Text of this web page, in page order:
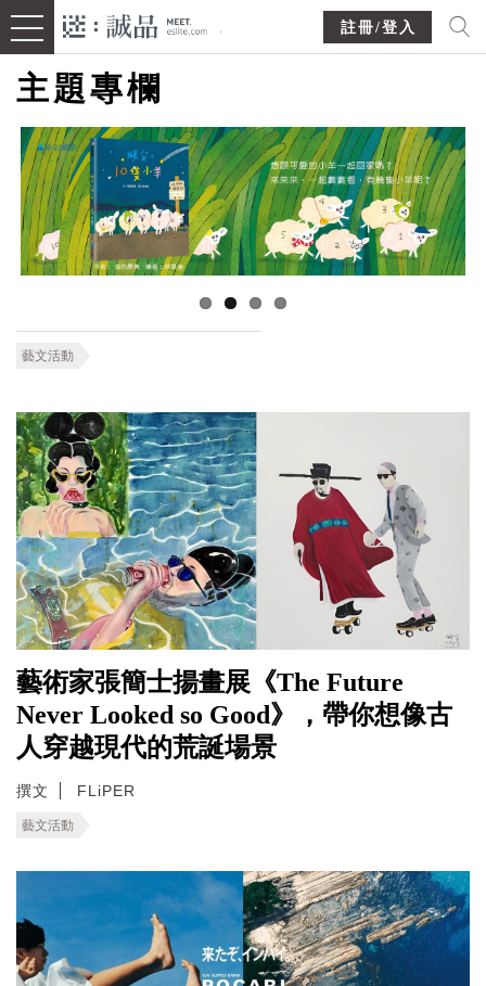
註冊/登入
主題專欄
藝文活動
藝術家張簡士揚畫展《The Future
Never Looked so Good》，帶你想像古
人穿越現代的荒誕場景
撰文 FLiPER
藝文活動